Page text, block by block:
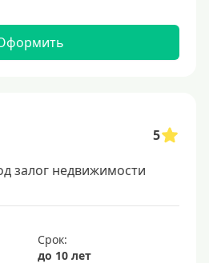
5
залог недвижимости
Срок:
до 10 лет